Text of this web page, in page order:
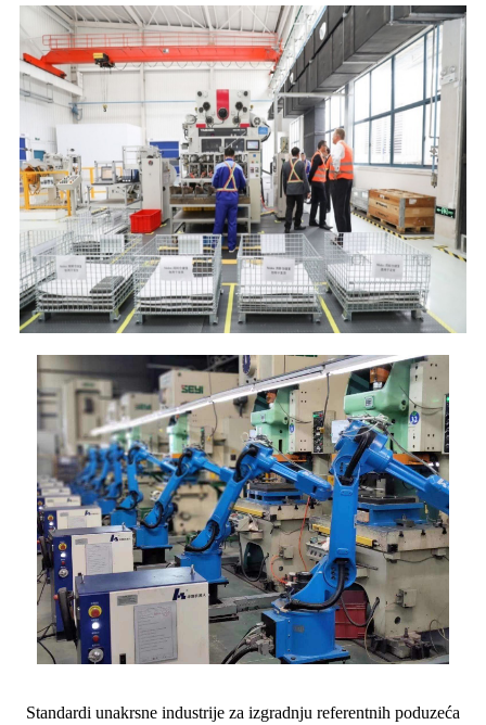
Standardi unakrsne industrije za izgradnju referentnih poduzeća